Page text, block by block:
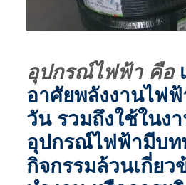
อุปกรณ์ไฟฟ้า คือ
อาศัยพลังงานไฟ
วัน รวมถึงใช้ในง
อุปกรณ์ไฟฟ้ามีบท
กิจกรรมล้วนเกี่ย